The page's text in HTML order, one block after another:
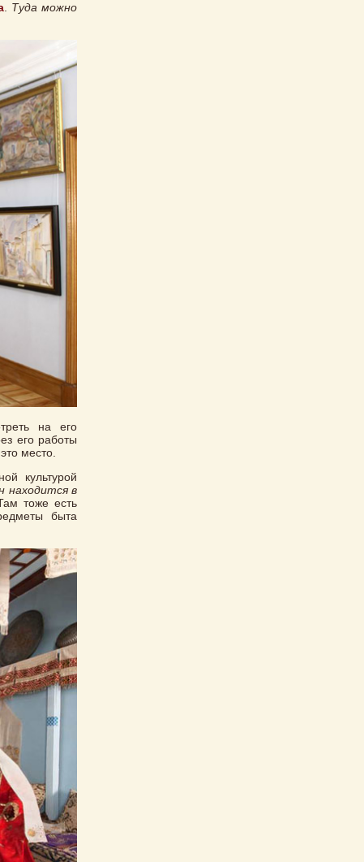
Туда можно
на его
его работы
место.
культурой
находится в
тоже есть
быта